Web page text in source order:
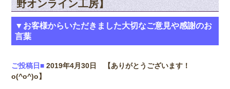
野オンライン工房】
▼お客様からいただきました大切なご意見や感謝のお
言葉
ご投稿日■ 2019年4月30日 【ありがとうございます！
o(^o^)o】